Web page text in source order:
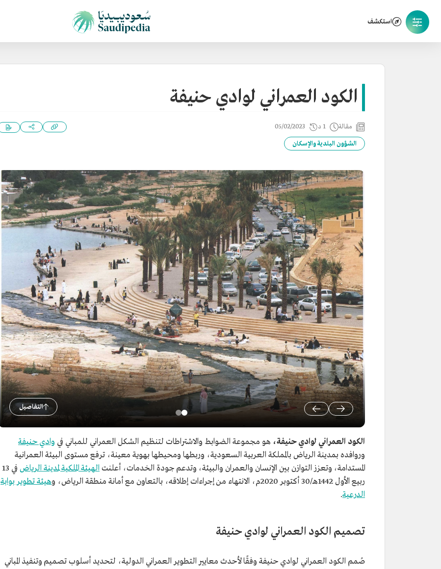
استكشف
الكود العمراني لوادي حنيفة
مقالة 1 د 05/02/2023
الشؤون البلدية والإسكان
التفاصيل
الكود العمراني لوادي حنيفة، هو مجموعة الضوابط والاشتراطات لتنظيم الشكل العمراني للمباني في وادي حنيفة
وروافده بمدينة الرياض بالمملكة العربية السعودية، وربطها ومحيطها بهوية معينة، ترفع مستوى البيئة العمرانية
المستدامة، وتعزز التوازن بين الإنسان والعمران والبيئة، وتدعم جودة الخدمات، أعلنت الهيئة الملكية لمدينة الرياض
في 13
ربيع الأول 1442هـ/30 أكتوبر 2020م، الانتهاء من إجراءات إطلاقه، بالتعاون مع أمانة منطقة الرياض، و
هيئة تطوير بوابة
الدرعية.
تصميم الكود العمراني لوادي حنيفة
صُمم الكود العمراني لوادي حنيفة وفقًا لأحدث معايير التطوير العمراني الدولية، لتحديد أسلوب تصميم وتنفيذ المباني